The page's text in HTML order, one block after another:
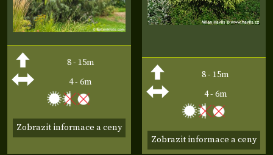
8 - 15m
4 - 6m
Zobrazit informace a ceny
8 - 15m
4 - 6m
Zobrazit informace a ceny